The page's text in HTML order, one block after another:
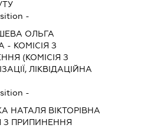
-
ОЛЬГА
- КОМІСІЯ З
(КОМІСІЯ З
ЛІКВІДАЦІЙНА
-
НАТАЛЯ ВІКТОРІВНА
З ПРИПИНЕННЯ